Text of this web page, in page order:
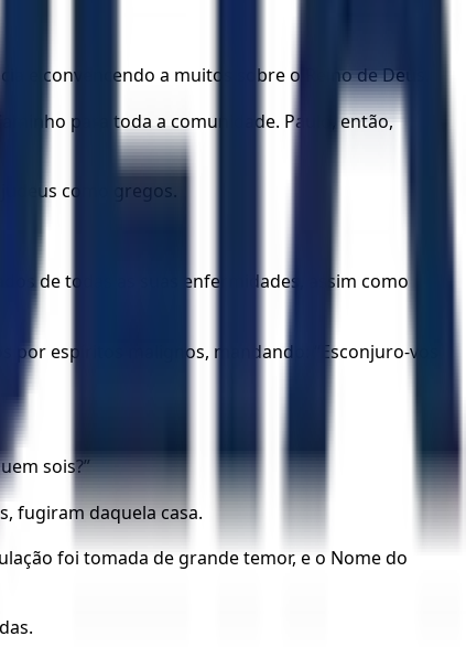
e convencendo a muitos sobre o Reino de Deus.
para toda a comunidade. Paulo, então,
como gregos.
de todas as suas enfermidades, assim como
espíritos malignos, mandando: “Esconjuro-vos
sois?”
fugiram daquela casa.
foi tomada de grande temor, e o Nome do